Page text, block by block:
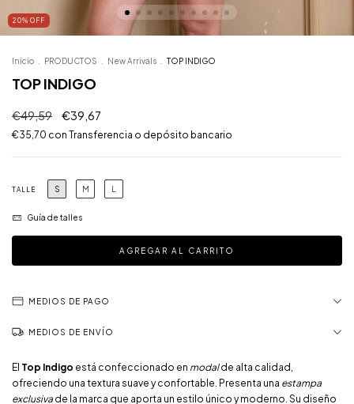
20% OFF
Inicio PRODUCTOS New Arrivals TOP INDIGO
TOP INDIGO
€49,59 €39,67
€35,70 con Transferencia o depósito bancario
TALLE S M L
Guía de talles
MEDIOS DE PAGO
MEDIOS DE ENVÍO
El Top Indigo está confeccionado en modalde alta calidad,
ofreciendo una textura suave y confortable. Presenta una estampa
exclusiva de la marca que aporta un estilo único y moderno. Su diseño